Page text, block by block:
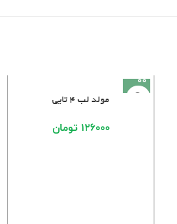
مولد لب ۴ تایی
۱۲۶۰۰۰ تومان